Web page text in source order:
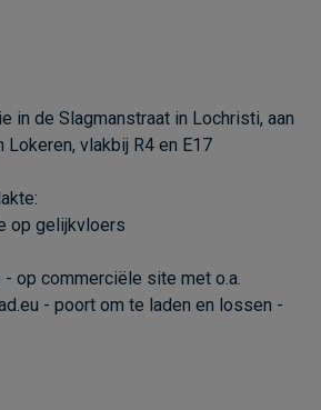
in de Slagmanstraat in Lochristi, aan
Lokeren, vlakbij R4 en E17
op gelijkvloers
op commerciële site met o.a.
- poort om te laden en lossen -